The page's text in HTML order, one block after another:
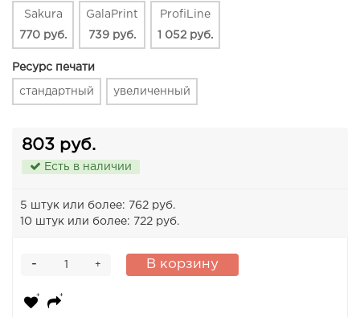
Sakura
770 руб.
GalaPrint
739 руб.
ProfiLine
1 052 руб.
Ресурс печати
стандартный увеличенный
803 руб.
Есть в наличии
5 штук или более: 762 руб.
10 штук или более: 722 руб.
+
- В корзину